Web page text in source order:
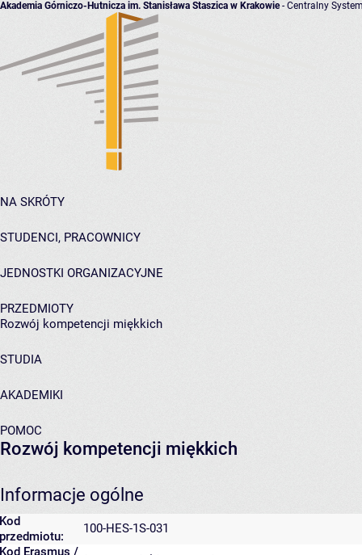
Akademia Górniczo-Hutnicza im. Stanisława Staszica w Krakowie- Centralny
NA SKRÓTY
STUDENCI, PRACOWNICY
JEDNOSTKI ORGANIZACYJNE
PRZEDMIOTY
Rozwój kompetencji miękkich
STUDIA
AKADEMIKI
POMOC
Rozwój kompetencji miękkich
Informacje ogólne
Kod
przedmiotu:
100-HES-1S-031
Kod Erasmus /